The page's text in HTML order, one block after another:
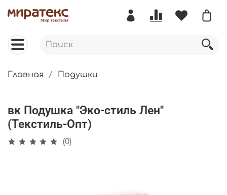
Главная Подушки
вк Подушка "Эко-стиль Лен"
(Текстиль-Опт)
(0)